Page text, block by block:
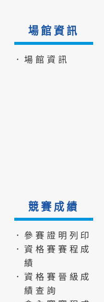
場館資訊
．場館資訊
競賽成績
．參賽證明列印
．資格賽賽程成
績
．資格賽晉級成
績查詢